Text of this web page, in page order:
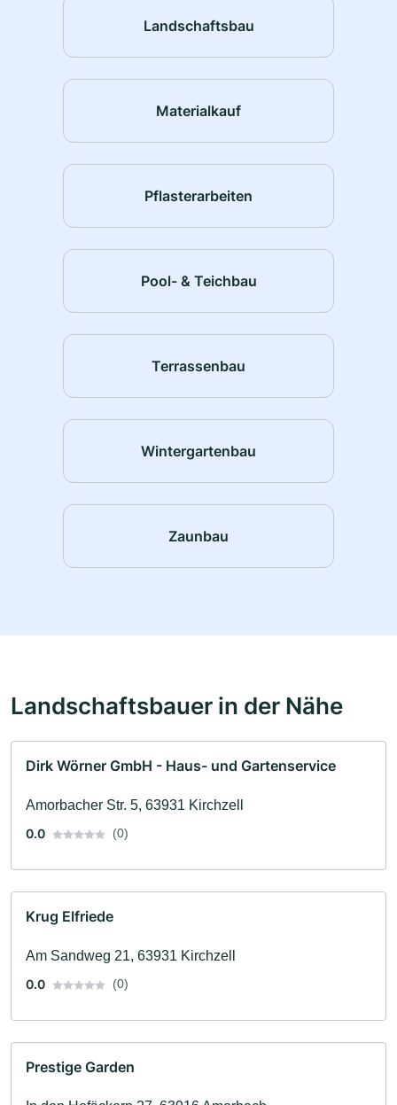
Landschaftsbau
Materialkauf
Pflasterarbeiten
Pool- & Teichbau
Terrassenbau
Wintergartenbau
Zaunbau
Landschaftsbauer in der Nähe
Dirk Wörner GmbH - Haus- und Gartenservice
Amorbacher Str. 5, 63931 Kirchzell
0.0
(0)
Krug Elfriede
Am Sandweg 21, 63931 Kirchzell
0.0
(0)
Prestige Garden